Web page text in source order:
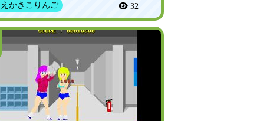
かきこりんご 32